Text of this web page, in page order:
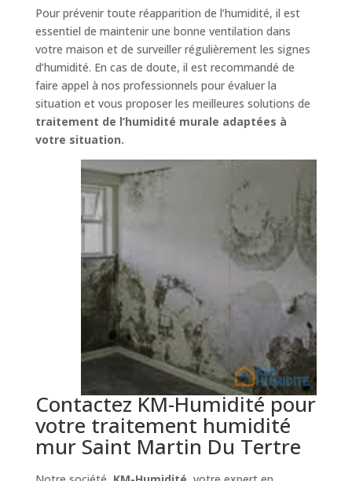
Pour prévenir toute réapparition de l’humidité, il est
essentiel de maintenir une bonne ventilation dans
votre maison et de surveiller régulièrement les signes
d’humidité. En cas de doute, il est recommandé de
faire appel à nos professionnels pour évaluer la
situation et vous proposer les meilleures solutions de
traitement de l’humidité murale adaptées à
votre situation.
Contactez KM-Humidité pour
votre traitement humidité
mur Saint Martin Du Tertre